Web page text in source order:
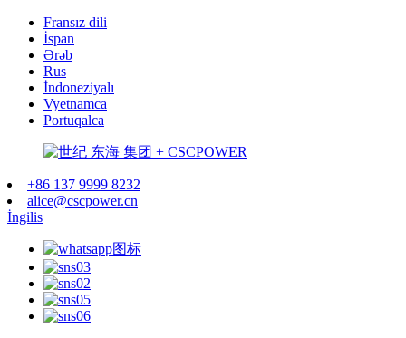
Fransız dili
İspan
Ərəb
Rus
İndoneziyalı
Vyetnamca
Portuqalca
+86 137 9999 8232
alice@cscpower.cn
İngilis